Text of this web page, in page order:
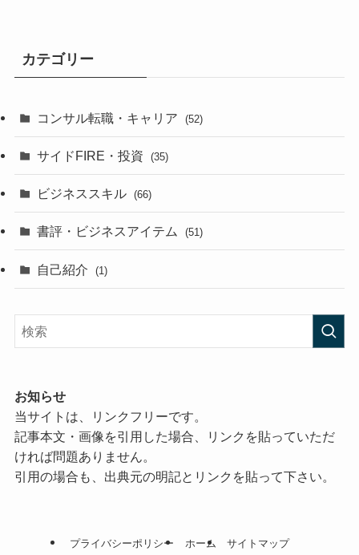
カテゴリー
コンサル転職・キャリア (52)
サイドFIRE・投資 (35)
ビジネススキル (66)
書評・ビジネスアイテム (51)
自己紹介 (1)
お知らせ
当サイトは、リンクフリーです。
記事本文・画像を引用した場合、リンクを貼っていただ
ければ問題ありません。
引用の場合も、出典元の明記とリンクを貼って下さい。
プライバシーポリシー ホーム サイトマップ